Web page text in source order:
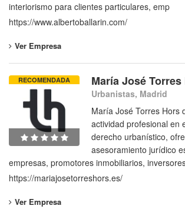
interiorismo para clientes particulares, emp
https://www.albertoballarin.com/
Ver Empresa
RECOMENDADA María José
Urbanistas, Madrid
María José Torres Hors
actividad profesional en
derecho urbanístico,
asesoramiento jurídico
empresas, promotores inmobiliarios,
https://mariajosetorreshors.es/
Ver Empresa